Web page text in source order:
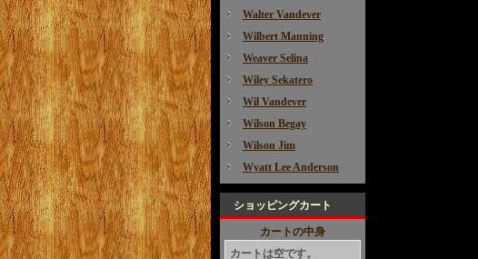
Walter Vandever
Wilbert Manning
Weaver Selina
Wiley Sekatero
Wil Vandever
Wilson Begay
Wilson Jim
Wyatt Lee Anderson
ショッピングカート
カートの中身
カートは空です。